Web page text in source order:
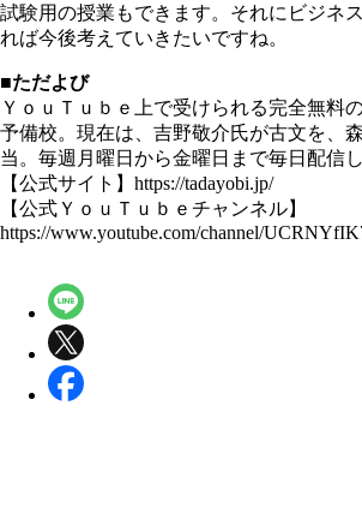
試験用の授業もできます。それにビジネ
れば今後考えていきたいですね。
■ただよび
ＹｏｕＴｕｂｅ上で受けられる完全無料
予備校。現在は、吉野敬介氏が古文を、
当。毎週月曜日から金曜日まで毎日配信し
【公式サイト】https://tadayobi.jp/
【公式ＹｏｕＴｕｂｅチャンネル】
https://www.youtube.com/channel/